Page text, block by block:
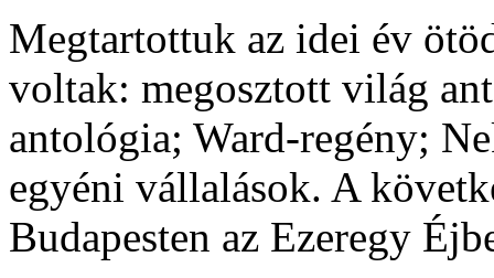
Megtartottuk az idei év
voltak: megosztott világ
antológia; Ward-regény;
egyéni vállalások. A
Budapesten az Ezeregy